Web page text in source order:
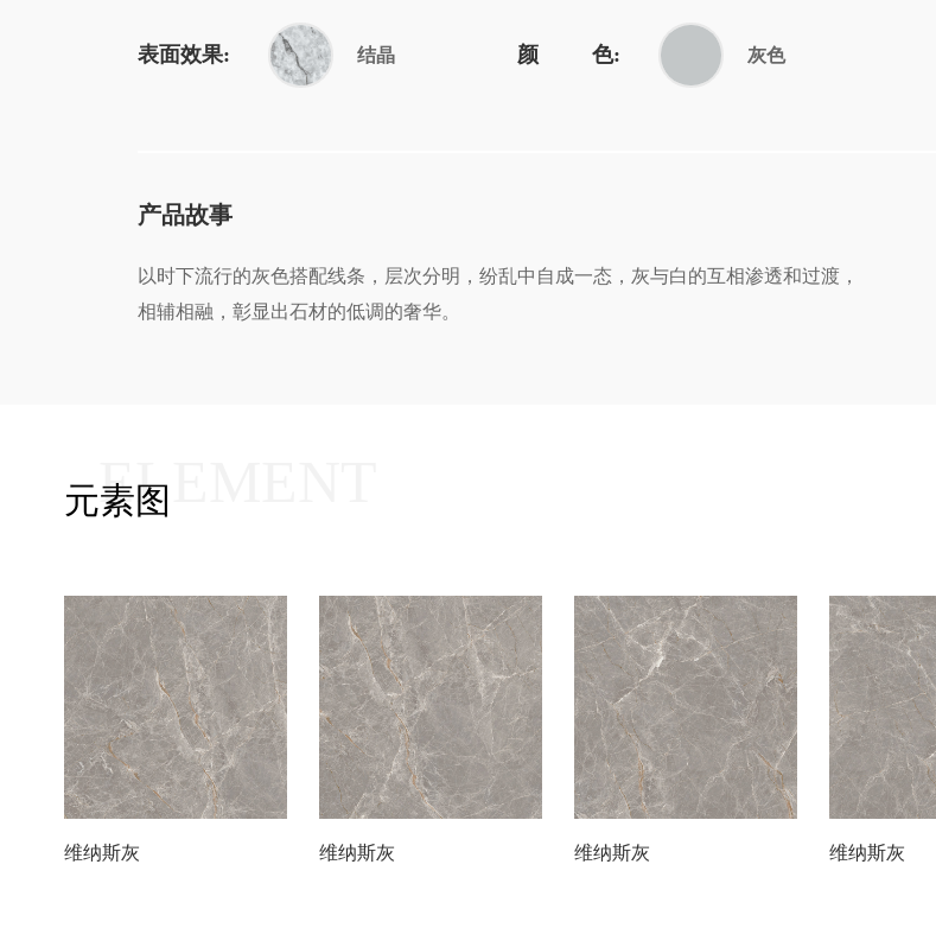
表面效果: 结晶 颜 色: 灰色
产品故事
以时下流行的灰色搭配线条，层次分明，纷乱中自成一态，灰与白的互相渗透和过渡，
相辅相融，彰显出石材的低调的奢华。
元素图
ELEMENT
维纳斯灰 维纳斯灰 维纳斯灰 维纳斯灰